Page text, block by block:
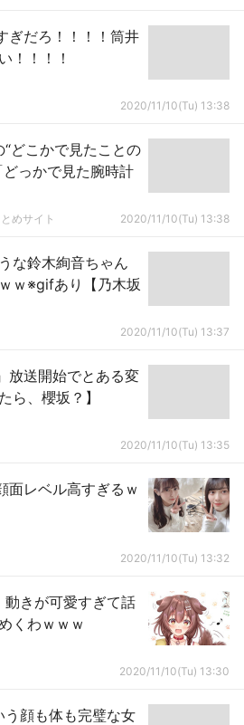
ぎだろ！！！！筒井
！！！！
2020/11/10(Tu) 13:38
“どこかで見たことの
っかで見た腕時計
めサイト 2020/11/10(Tu) 13:38
な鈴木絢音ちゃん
ｗ※gifあり【乃木坂
2020/11/10(Tu) 13:37
放送開始でとある変
ら、櫻坂？】
2020/11/10(Tu) 13:35
面レベル高すぎるｗ
2020/11/10(Tu) 13:32
きが可愛すぎて話
くわｗｗｗ
2020/11/10(Tu) 13:30
う顔も体も完璧な女